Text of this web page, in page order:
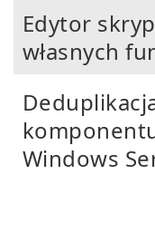
Edytor
własnych
Windows